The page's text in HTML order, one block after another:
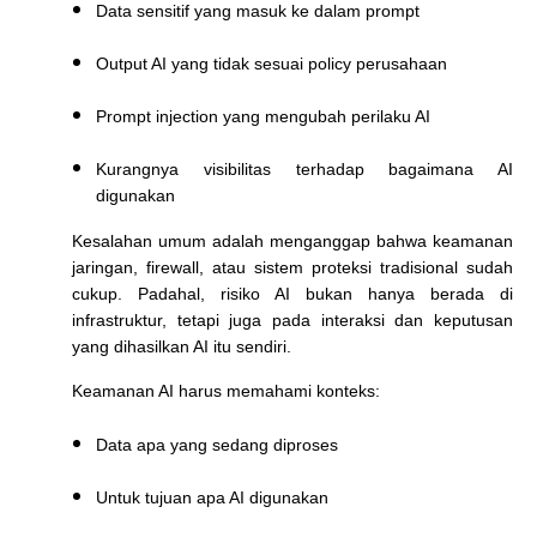
Data sensitif yang masuk ke dalam prompt
Output AI yang tidak sesuai policy perusahaan
Prompt injection yang mengubah perilaku AI
Kurangnya visibilitas terhadap bagaimana AI
digunakan
Kesalahan umum adalah menganggap bahwa keamanan
jaringan, firewall, atau sistem proteksi tradisional sudah
cukup. Padahal, risiko AI bukan hanya berada di
infrastruktur, tetapi juga pada interaksi dan keputusan
yang dihasilkan AI itu sendiri.
Keamanan AI harus memahami konteks:
Data apa yang sedang diproses
Untuk tujuan apa AI digunakan